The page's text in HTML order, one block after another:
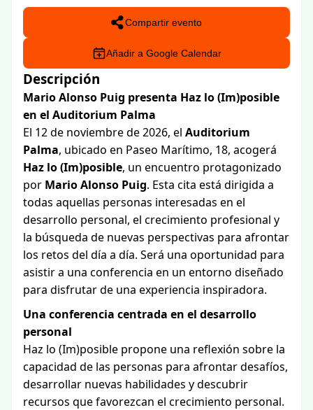
Compartir evento
Añadir a Google Calendar
Descripción
Mario Alonso Puig presenta Haz lo (Im)posible
en el Auditorium Palma
El 12 de noviembre de 2026, el Auditorium
Palma, ubicado en Paseo Marítimo, 18, acogerá
Haz lo (Im)posible, un encuentro protagonizado
por Mario Alonso Puig. Esta cita está dirigida a
todas aquellas personas interesadas en el
desarrollo personal, el crecimiento profesional y
la búsqueda de nuevas perspectivas para afrontar
los retos del día a día. Será una oportunidad para
asistir a una conferencia en un entorno diseñado
para disfrutar de una experiencia inspiradora.
Una conferencia centrada en el desarrollo
personal
Haz lo (Im)posible propone una reflexión sobre la
capacidad de las personas para afrontar desafíos,
desarrollar nuevas habilidades y descubrir
recursos que favorezcan el crecimiento personal.